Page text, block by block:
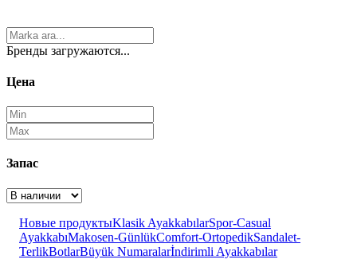
Бренды загружаются...
Цена
Запас
Новые продуктыKlasik AyakkabılarSpor-Casual
AyakkabıMakosen-GünlükComfort-OrtopedikSandalet-
TerlikBotlarBüyük Numaralarİndirimli Ayakkabılar